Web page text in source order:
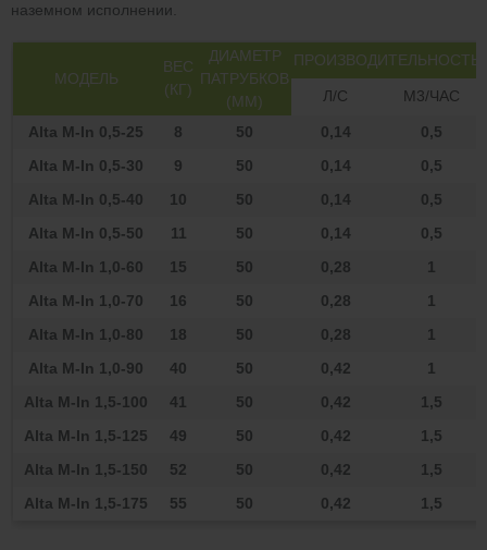
наземном исполнении.
МОДЕЛЬ
ВЕС
(КГ)
ДИАМЕТР
ПАТРУБКОВ
(ММ)
ПРОИЗВОДИТЕЛЬНОСТЬ
Л/С М3/ЧАС
Alta M-In 0,5-25 8 50 0,14
0,5
Alta M-In 0,5-30
9 50 0,14
0,5
Alta M-In 0,5-40
10 50 0,14
0,5
Alta M-In 0,5-50
11 50 0,14
0,5
Alta M-In 1,0-60
15 50 0,28
1
Alta M-In 1,0-70
16 50 0,28
1
Alta M-In 1,0-80
18 50 0,28
1
Alta M-In 1,0-90
40 50 0,42
1
Alta M-In 1,5-100
41 50 0,42
1,5
Alta M-In 1,5-125
49 50 0,42
1,5
Alta M-In 1,5-150
52 50 0,42
1,5
Alta M-In 1,5-175
55 50 0,42 1,5